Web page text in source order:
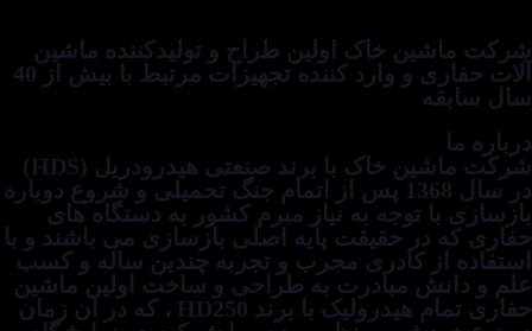
شرکت ماشین خاک اولین طراح و تولیدکننده ماشین
آلات حفاری و وارد کننده تجهیزات مرتبط با بیش از 40
سال سابقه
درباره ما
شرکت ماشین خاک با برند صنعتی هیدرودریل (HDS)
در سال 1368 پس از اتمام جنگ تحمیلی و شروع دوباره
بازسازی با توجه به نیاز مبرم کشور به دستگاه های
حفاری که در حقیقت پایه اصلی بازسازی می باشند و با
استفاده از کادری مجرب و تجربه چندین ساله و کسب
علم و دانش مبادرت به طراحی و ساخت اولین ماشین
حفاری تمام هیدرولیک با برند HD250 ، که در آن زمان